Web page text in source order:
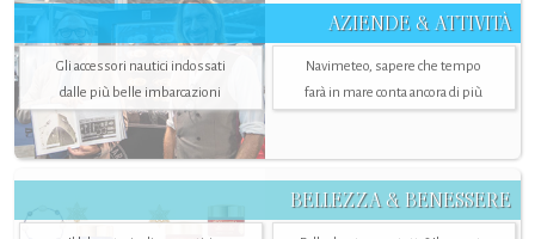
AZIENDE & ATTIVITÀ
Gli accessori nautici indossati
dalle più belle imbarcazioni
Navimeteo, sapere che tempo
farà in mare conta ancora di più
BELLEZZA & BENESSERE